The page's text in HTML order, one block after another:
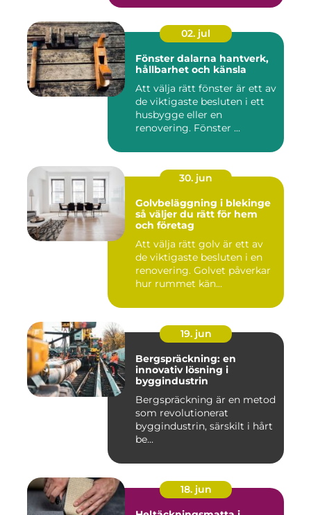
02. jul
Fönster dalarna hantverk,
hållbarhet och känsla
Att välja rätt fönster är ett av
de viktigaste besluten i ett
husbygge eller en
renovering. Fönster ...
30. jun
Golvbeläggning i blekinge
så väljer du rätt för hem
och företag
Att välja rätt golv är ett av
de viktigaste besluten i en
renovering. Golvet påverkar
hur rummet kän...
19. jun
Bergspräckning: en
innovativ lösning i
byggindustrin
Bergspräckning är en metod
som revolutionerat
byggindustrin, särskilt i hårt
be...
18. jun